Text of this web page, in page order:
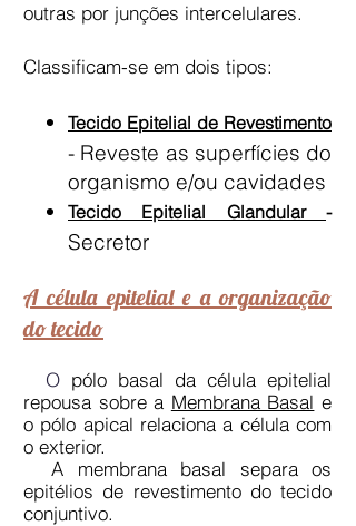
outras por junções intercelulares.
Classificam-se em dois tipos:
Tecido Epitelial de Revestimento
- Reveste as superfícies do
organismo e/ou cavidades
Tecido Epitelial Glandular -
Secretor
A célula epitelial e a organização
do tecido
O pólo basal da célula epitelial
repousa sobre a Membrana Basal e
o pólo apical relaciona a célula com
o exterior.
A membrana basal separa os
epitélios de revestimento do tecido
conjuntivo.